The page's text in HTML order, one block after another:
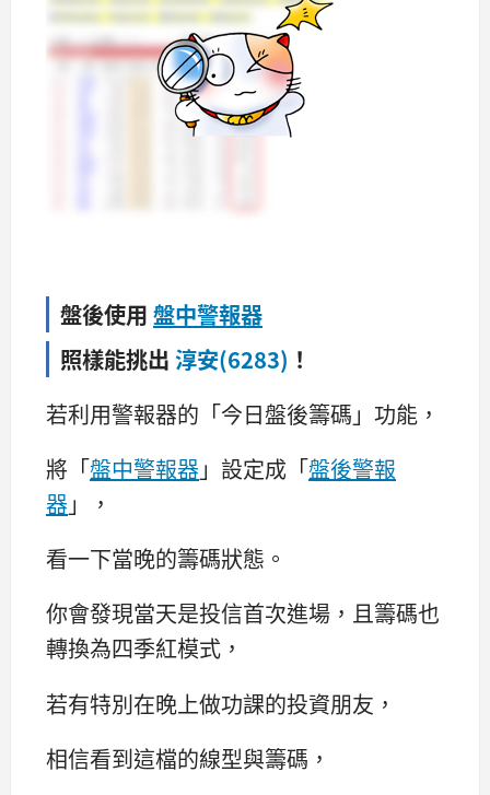
盤後使用 盤中警報器
照樣能挑出 淳安(6283) ！
若利用警報器的「今日盤後籌碼」功能，
將「盤中警報器 」設定成「盤後警報
器 」，
看一下當晚的籌碼狀態。
你會發現當天是投信首次進場，且籌碼也
轉換為四季紅模式，
若有特別在晚上做功課的投資朋友，
相信看到這檔的線型與籌碼，